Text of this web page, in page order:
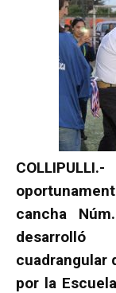
cancha
por la